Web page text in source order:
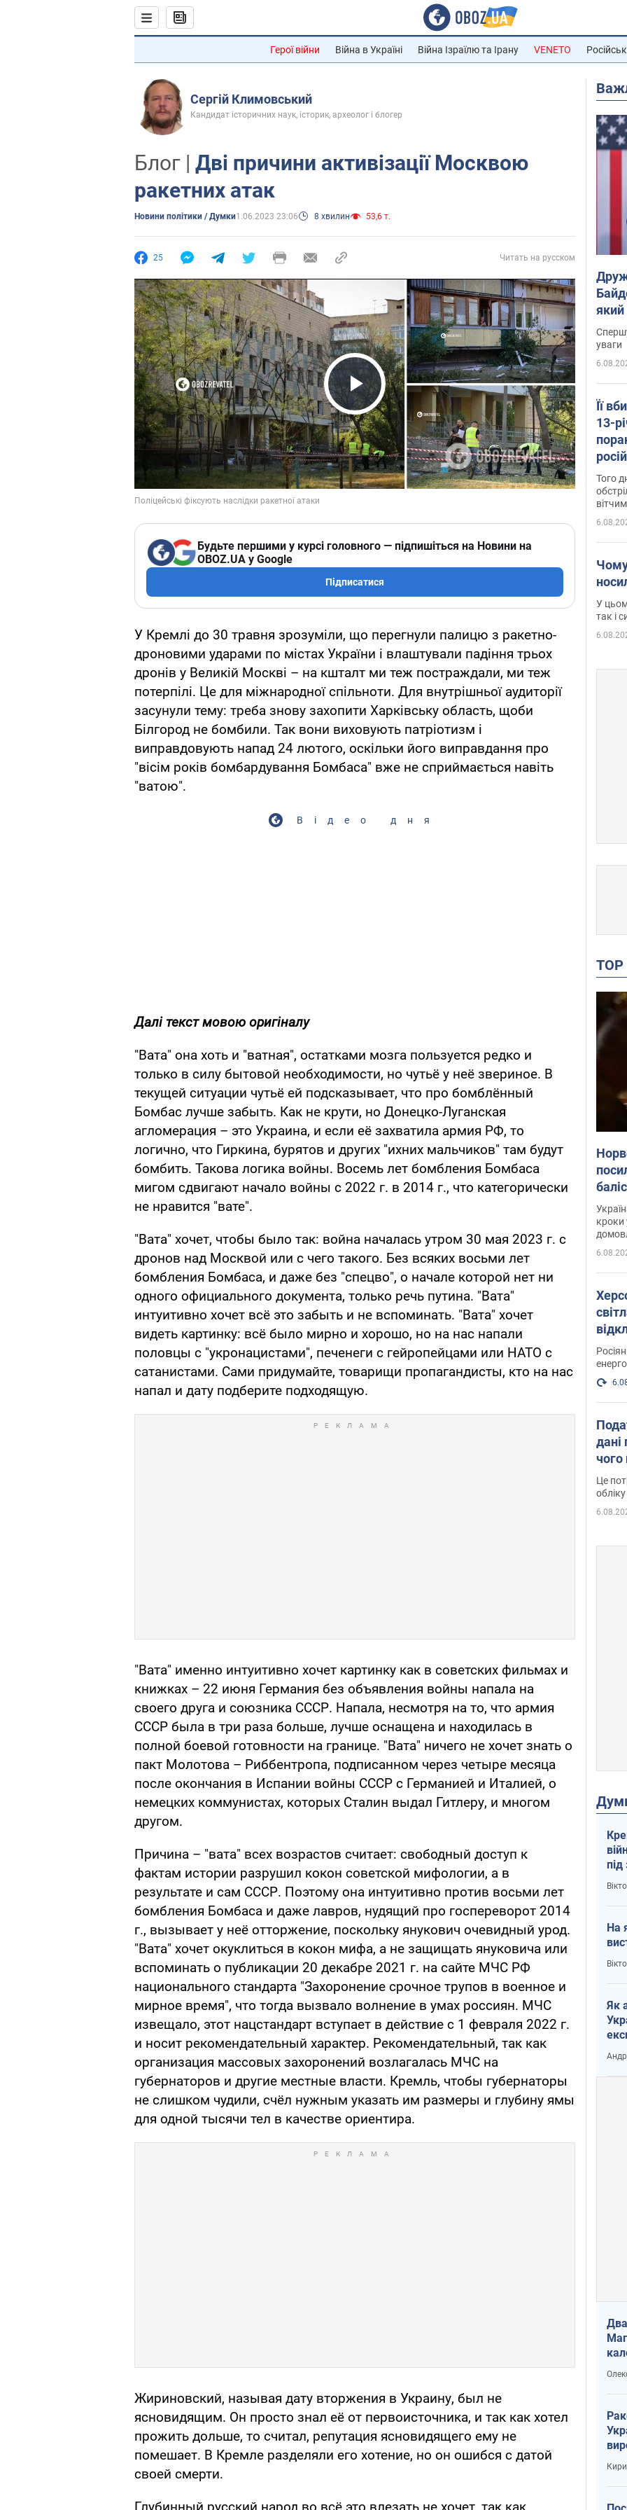
Герої війни Війна в Україні Війна Ізраїлю та Ірану VENETO
Сергій Климовський
Кандидат історичних наук, історик, археолог і блогер
Блог | Дві причини активізації Москвою
ракетних атак
Новини політики / Думки1.06.2023 23:06 8 хвилин 53,6 т.
25 Читать на русском
Play Video
Будьте першими у курсі головного — підпишіться на Новини на
OBOZ.UA у Google
Підписатися
У Кремлі до 30 травня зрозуміли, що перегнули палицю з ракетно-
дроновими ударами по містах України і влаштували падіння трьох
дронів у Великій Москві – на кшталт ми теж постраждали, ми теж
потерпілі. Це для міжнародної спільноти. Для внутрішньої аудиторії
засунули тему: треба знову захопити Харківську область, щоби
Білгород не бомбили. Так вони виховують патріотизм і
виправдовують напад 24 лютого, оскільки його виправдання про
"вісім років бомбардування Бомбаса" вже не сприймається навіть
"ватою".
Відео дня
Далі текст мовою оригіналу
"Вата" она хоть и "ватная", остатками мозга пользуется редко и
только в силу бытовой необходимости, но чутьё у неё звериное. В
текущей ситуации чутьё ей подсказывает, что про бомблённый
Бомбас лучше забыть. Как не крути, но Донецко-Луганская
агломерация – это Украина, и если её захватила армия РФ, то
логично, что Гиркина, бурятов и других "ихних мальчиков" там будут
бомбить. Такова логика войны. Восемь лет бомбления Бомбаса
мигом сдвигают начало войны с 2022 г. в 2014 г., что категорически
не нравится "вате".
"Вата" хочет, чтобы было так: война началась утром 30 мая 2023 г. с
дронов над Москвой или с чего такого. Без всяких восьми лет
бомбления Бомбаса, и даже без "спецво", о начале которой нет ни
одного официального документа, только речь путина. "Вата"
интуитивно хочет всё это забыть и не вспоминать. "Вата" хочет
видеть картинку: всё было мирно и хорошо, но на нас напали
половцы с "укронацистами", печенеги с гейропейцами или НАТО с
сатанистами. Сами придумайте, товарищи пропагандисты, кто на нас
напал и дату подберите подходящую.
"Вата" именно интуитивно хочет картинку как в советских фильмах и
книжках – 22 июня Германия без объявления войны напала на
своего друга и союзника СССР. Напала, несмотря на то, что армия
СССР была в три раза больше, лучше оснащена и находилась в
полной боевой готовности на границе. "Вата" ничего не хочет знать о
пакт Молотова – Риббентропа, подписанном через четыре месяца
после окончания в Испании войны СССР с Германией и Италией, о
немецких коммунистах, которых Сталин выдал Гитлеру, и многом
другом.
Причина – "вата" всех возрастов считает: свободный доступ к
фактам истории разрушил кокон советской мифологии, а в
результате и сам СССР. Поэтому она интуитивно против восьми лет
бомбления Бомбаса и даже лавров, нудящий про госпереворот 2014
г., вызывает у неё отторжение, поскольку янукович очевидный урод.
"Вата" хочет окуклиться в кокон мифа, а не защищать януковича или
вспоминать о публикации 20 декабре 2021 г. на сайте МЧС РФ
национального стандарта "Захоронение срочное трупов в военное и
мирное время", что тогда вызвало волнение в умах россиян. МЧС
извещало, этот нацстандарт вступает в действие с 1 февраля 2022 г.
и носит рекомендательный характер. Рекомендательный, так как
организация массовых захоронений возлагалась МЧС на
губернаторов и другие местные власти. Кремль, чтобы губернаторы
не слишком чудили, счёл нужным указать им размеры и глубину ямы
для одной тысячи тел в качестве ориентира.
Жириновский, называя дату вторжения в Украину, был не
ясновидящим. Он просто знал её от первоисточника, и так как хотел
прожить дольше, то считал, репутация ясновидящего ему не
помешает. В Кремле разделяли его хотение, но он ошибся с датой
своей смерти.
який
уваги
Її
13-
Того
У
так і
кроки
дані
чого
Це
обліку
На
Як